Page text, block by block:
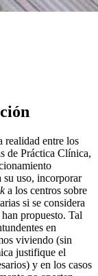
realidad entre los
de Práctica Clínica,
su uso, incorporar
a los centros sobre
si se considera
propuesto. Tal
en
viviendo (sin
justifique el
y en los casos